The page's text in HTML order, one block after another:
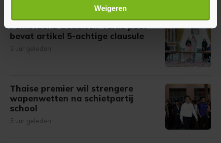
Lees meer over hoe uw persoonlijke gegevens worden
verwerkt en stel uw voorkeuren in het
U kunt uw toestemming op elk moment wijzigen of
intrekken in de Cookieverklaring.
Met cookies werkt onze website beter en wordt jouw
onze cookiepagina kun je ons cookiebeleid bekijken en je
gemaakte keuze altijd wijzigen of intrekken.
Weigeren
Pakistaans-Saudisch-Turks pact
bevat artikel 5-achtige clausule
2 uur geleden
Thaise premier wil strengere
wapenwetten na schietpartij
school
3 uur geleden